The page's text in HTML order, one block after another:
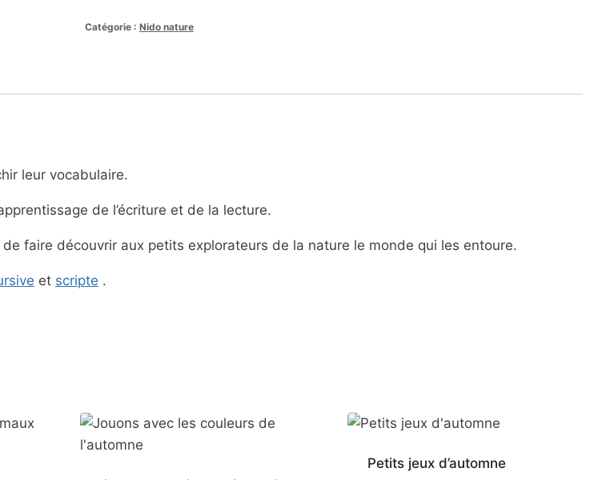
classifiées
champignons
Catégorie : Nido nature
leur vocabulaire.
de l’écriture et de la lecture.
faire découvrir aux petits explorateurs de la nature le monde qui les entoure.
et scripte .
Petits jeux d’automne